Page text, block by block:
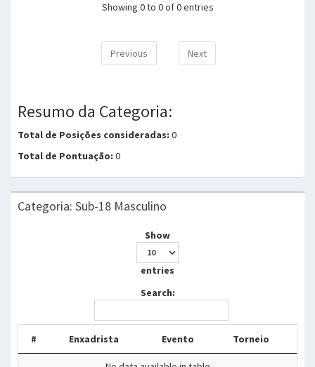
Showing 0 to 0 of 0 entries
Previous Next
Resumo da Categoria:
Total de Posições consideradas: 0
Total de Pontuação: 0
Categoria: Sub-18 Masculino
Show
entries
Search:
# Enxadrista Evento Torneio